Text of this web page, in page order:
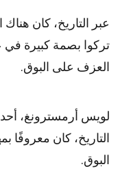
عبر التاريخ، كان
تركوا بصمة كبيرة
العزف على البوق.
لويس أرمسترونغ،
التاريخ، كان معروفًا
البوق.